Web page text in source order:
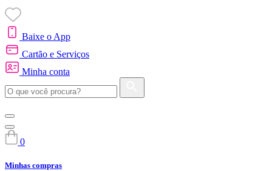
Baixe o App
Cartão e Serviços
Minha conta
0
Minhas compras